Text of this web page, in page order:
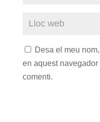
Desa el meu
en aquest
comenti.